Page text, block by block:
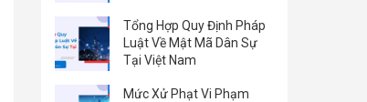
Tổng Hợp Quy Định Pháp
Luật Về Mật Mã Dân Sự
Tại Việt Nam
Mức Xử Phạt Vi Phạm